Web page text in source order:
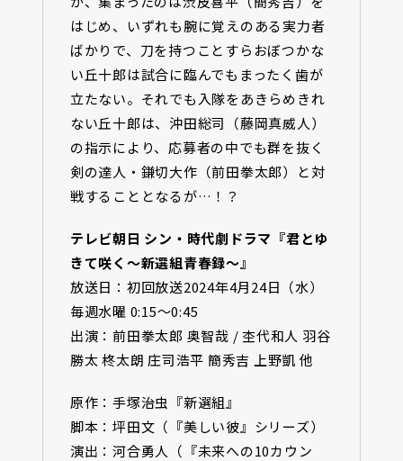
はじめ、いずれも腕に覚えのある実力者
ばかりで、刀を持つことすらおぼつかな
い丘十郎は試合に臨んでもまったく歯が
立たない。それでも入隊をあきらめきれ
ない丘十郎は、沖田総司（藤岡真威人）
の指示により、応募者の中でも群を抜く
剣の達人・鎌切大作（前田拳太郎）と対
戦することとなるが…！？
テレビ朝日 シン・時代劇ドラマ『君とゆ
きて咲く～新選組青春録～』
放送日：初回放送2024年4月24日（水）
毎週水曜 0:15〜0:45
出演：前田拳太郎 奥智哉 / 杢代和人 羽谷
勝太 柊太朗 庄司浩平 簡秀吉 上野凱 他
原作：手塚治虫『新選組』
脚本：坪田文（『美しい彼』シリーズ）
演出：河合勇人（『未来への10カウン